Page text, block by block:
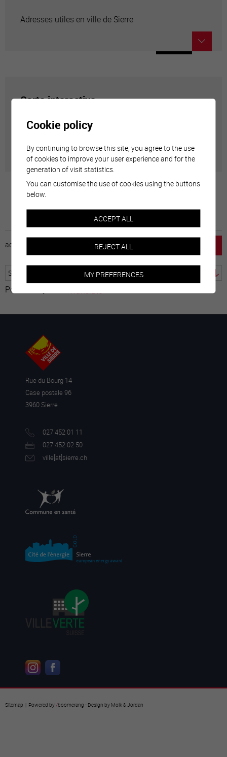
Adresses utiles en ville de Sierre
Carte interactive
Géolocalisation de tous les points d'intérêt de la Ville
accueil mentions légales
Powered by Translate
Rue du Bourg 14
Case postale 96
3960 Sierre
027 452 01 11
027 452 02 50
ville[at]sierre.ch
Sitemap | Powered by/boomerang - Design by Molk & Jordan
Cookie policy
By continuing to browse this site, you agree to the use
of cookies to improve your user experience and for the
generation of visit statistics.
You can customise the use of cookies using the buttons
below.
ACCEPT ALL
REJECT ALL
MY PREFERENCES